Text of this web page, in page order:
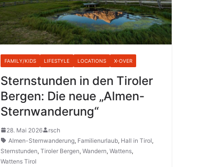
FAMILY/KIDS LIFESTYLE LOCATIONS X-OVER
Sternstunden in den Tiroler
Bergen: Die neue „Almen-
Sternwanderung“
28. Mai 2026
rsch
Almen-Sternwanderung, Familienurlaub, Hall in Tirol,
Sternstunden,Tiroler Bergen,Wandern,Wattens,
Wattens Tirol